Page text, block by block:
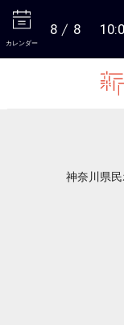
カレンダー
8 8
神奈川県